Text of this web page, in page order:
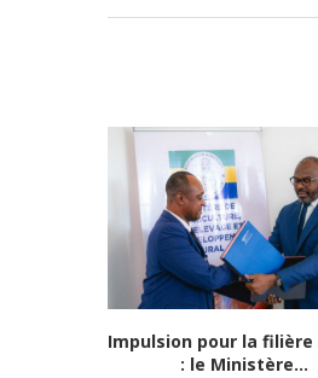
Impulsion pour la filière
: le Ministère...